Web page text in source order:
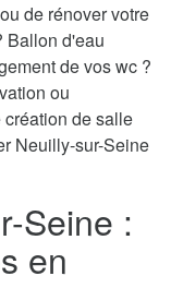
de rénover votre
Ballon d'eau
de vos wc ?
ou
de salle
Neuilly-sur-Seine
Seine :
en